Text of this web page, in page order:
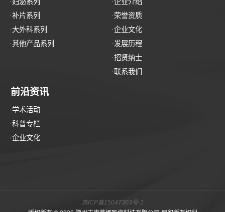
补片系列
大外科系列
其他产品系列
荣誉资质
企业文化
发展历程
招贤纳士
联系我们
前沿资讯
学术活动
科普专栏
企业文化
苏ICP备15047303号-1